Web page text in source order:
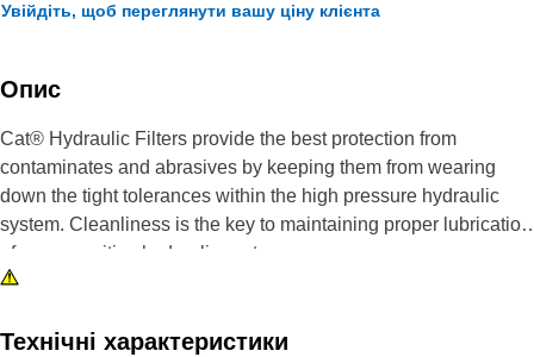
Увійдіть, щоб переглянути вашу ціну клієнта
Опис
Cat® Hydraulic Filters provide the best protection from
contaminates and abrasives by keeping them from wearing
down the tight tolerances within the high pressure hydraulic
system. Cleanliness is the key to maintaining proper lubrication
of your sensitive hydraulic system.
Технічні характеристики